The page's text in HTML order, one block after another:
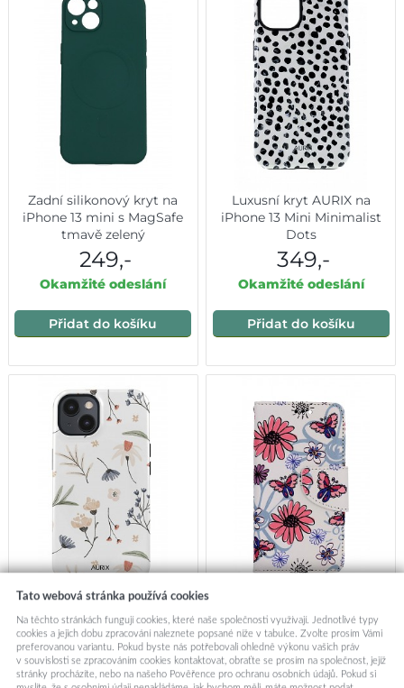
Zadní silikonový kryt na
iPhone 13 mini s MagSafe
tmavě zelený
249,-
Okamžité odeslání
Přidat do košíku
Luxusní kryt AURIX na
iPhone 13 Mini Minimalist
Dots
349,-
Okamžité odeslání
Přidat do košíku
iPhone 13 Mini Floral
Fantasy
349,-
13 mini Flowers
99,-
Tato webová stránka používá cookies
Na těchto stránkách fungují cookies, které naše společnosti využívají. Jednotlivé typy
cookies a jejich dobu zpracování naleznete popsané níže v tabulce. Zvolte prosím Vámi
preferovanou variantu. Pokud byste nás potřebovali ohledně výkonu vašich práv
v souvislosti se zpracováním cookies kontaktovat, obraťte se prosím na společnost, jejíž
stránky procházíte, nebo na našeho Pověřence pro ochranu osobních údajů. Pokud si